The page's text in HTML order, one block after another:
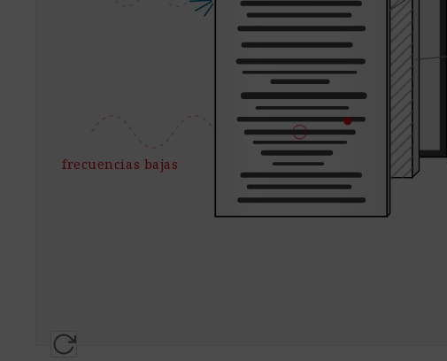
frecuencias bajas